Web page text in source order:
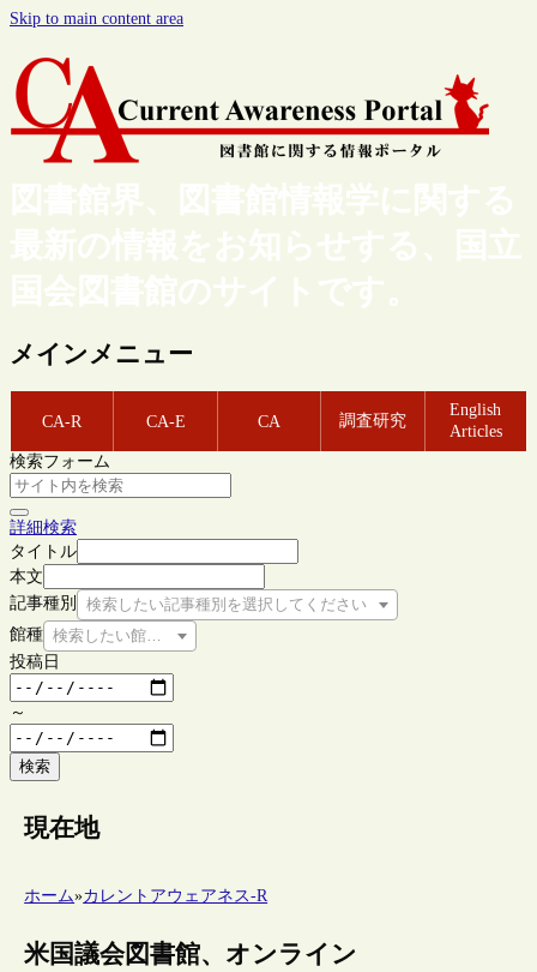
Skip to main content area
図書館界、図書館情報学に関する
最新の情報をお知らせする、国立
国会図書館のサイトです。
メインメニュー
CA-R CA-E CA 調査研究
English
Articles
検索フォーム
詳細検索
タイトル
本文
記事種別
検索したい記事種別を選択してください
館種 検索したい館種を選択してください
投稿日
～
検索
現在地
ホーム»カレントアウェアネス-R
米国議会図書館、オンライン